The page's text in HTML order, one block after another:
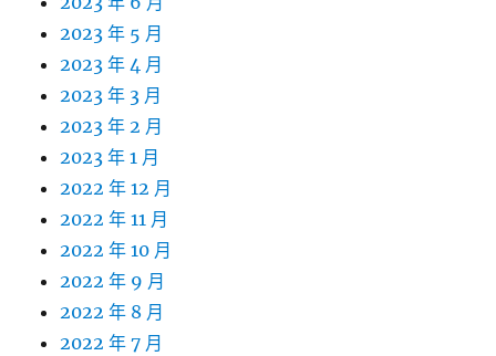
2023 年 5 月
2023 年 4 月
2023 年 3 月
2023 年 2 月
2023 年 1 月
2022 年 12 月
2022 年 11 月
2022 年 10 月
2022 年 9 月
2022 年 8 月
2022 年 7 月